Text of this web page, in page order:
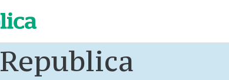
Republica